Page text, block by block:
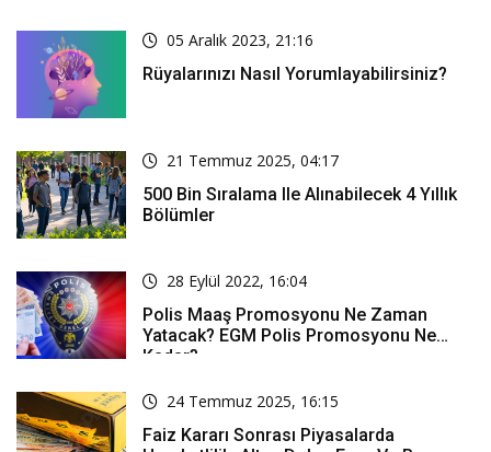
05 Aralık 2023, 21:16
Rüyalarınızı Nasıl Yorumlayabilirsiniz?
21 Temmuz 2025, 04:17
500 Bin Sıralama Ile Alınabilecek 4 Yıllık
Bölümler
28 Eylül 2022, 16:04
Polis Maaş Promosyonu Ne Zaman
Yatacak? EGM Polis Promosyonu Ne
Kadar?
24 Temmuz 2025, 16:15
Faiz Kararı Sonrası Piyasalarda